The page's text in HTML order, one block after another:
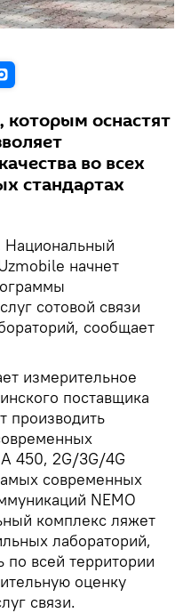
которым оснастят
во всех
стандартах
Национальный
начнет
сотовой связи
сообщает
измерительное
поставщика
производить
450, 2G/3G/4G
современных
NEMO
комплекс ляжет
лабораторий,
по всей территории
оценку
связи.